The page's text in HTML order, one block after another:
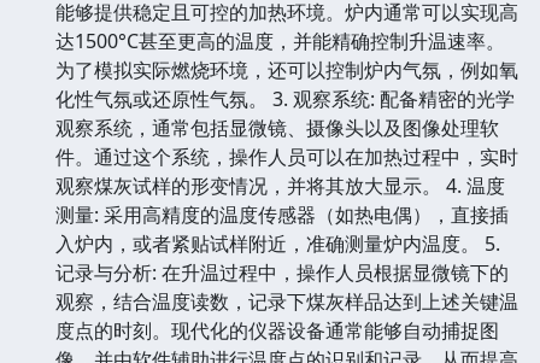
能够提供稳定且可控的加热环境。炉内通常可以实现高
达1500°C甚至更高的温度，并能精确控制升温速率。
为了模拟实际燃烧环境，还可以控制炉内气氛，例如氧
化性气氛或还原性气氛。 3. 观察系统: 配备精密的光学
观察系统，通常包括显微镜、摄像头以及图像处理软
件。通过这个系统，操作人员可以在加热过程中，实时
观察煤灰试样的形变情况，并将其放大显示。 4. 温度
测量: 采用高精度的温度传感器（如热电偶），直接插
入炉内，或者紧贴试样附近，准确测量炉内温度。 5.
记录与分析: 在升温过程中，操作人员根据显微镜下的
观察，结合温度读数，记录下煤灰样品达到上述关键温
度点的时刻。现代化的仪器设备通常能够自动捕捉图